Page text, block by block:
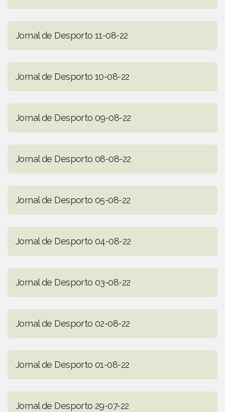
Jornal de Desporto 11-08-22
Jornal de Desporto 10-08-22
Jornal de Desporto 09-08-22
Jornal de Desporto 08-08-22
Jornal de Desporto 05-08-22
Jornal de Desporto 04-08-22
Jornal de Desporto 03-08-22
Jornal de Desporto 02-08-22
Jornal de Desporto 01-08-22
Jornal de Desporto 29-07-22